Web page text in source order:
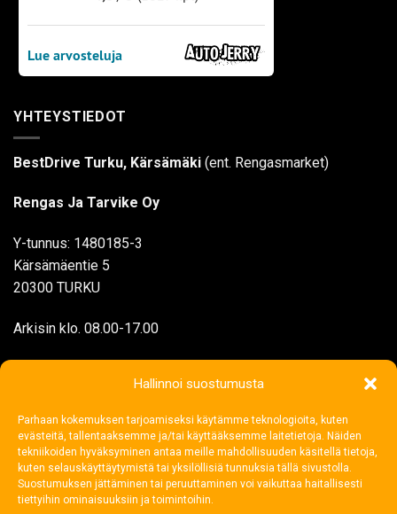
Hallinnoi suostumusta
Parhaan kokemuksen tarjoamiseksi käytämme teknologioita, kuten
evästeitä, tallentaaksemme ja/tai käyttääksemme laitetietoja. Näiden
tekniikoiden hyväksyminen antaa meille mahdollisuuden käsitellä tietoja,
kuten selauskäyttäytymistä tai yksilöllisiä tunnuksia tällä sivustolla.
Suostumuksen jättäminen tai peruuttaminen voi vaikuttaa haitallisesti
tiettyihin ominaisuuksiin ja toimintoihin.
YHTEYSTIEDOT
BestDrive Turku, Kärsämäki (ent. Rengasmarket)
Rengas Ja Tarvike Oy
Y-tunnus: 1480185-3
Kärsämäentie 5
20300 TURKU
Arkisin klo. 08.00-17.00
02 272 1199